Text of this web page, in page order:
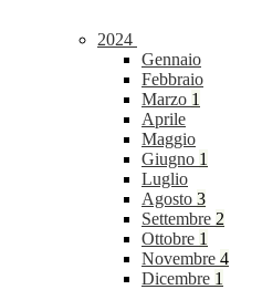
2024
Gennaio
Febbraio
Marzo 1
Aprile
Maggio
Giugno 1
Luglio
Agosto 3
Settembre 2
Ottobre 1
Novembre 4
Dicembre 1